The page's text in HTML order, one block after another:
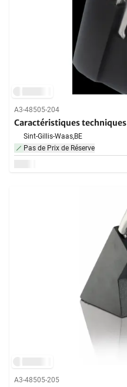
A3-48505-204
Caractéristiques techniques
Sint-Gillis-Waas,BE
Pas de Prix de Réserve
A3-48505-205